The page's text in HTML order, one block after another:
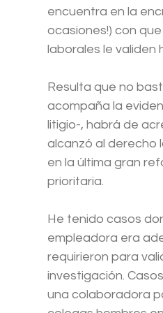
encuentra en la
ocasiones!) con
laborales le validen
Resulta que no
acompaña la
litigio-, habrá de
alcanzó al derecho
en la última gran
prioritaria.
He tenido casos
empleadora era
requirieron para
investigación.
una colaboradora